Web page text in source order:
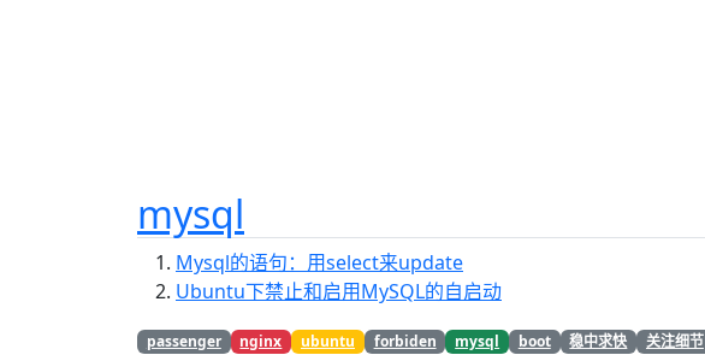
mysql
Mysql的语句：用select来update
Ubuntu下禁止和启用MySQL的自启动
passenger nginx ubuntu forbiden mysql boot 稳中求快 关注细节